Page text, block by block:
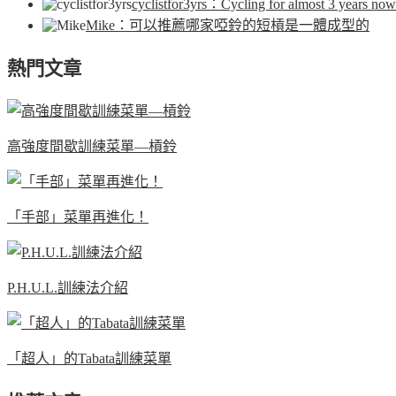
cyclistfor3yrs ：Cycling for almost 3 years
Mike ：可以推薦哪家啞鈴的短槓是一體成型的
熱門文章
高強度間歇訓練菜單—槓鈴
「手部」菜單再進化！
P.H.U.L.訓練法介紹
「超人」的Tabata訓練菜單